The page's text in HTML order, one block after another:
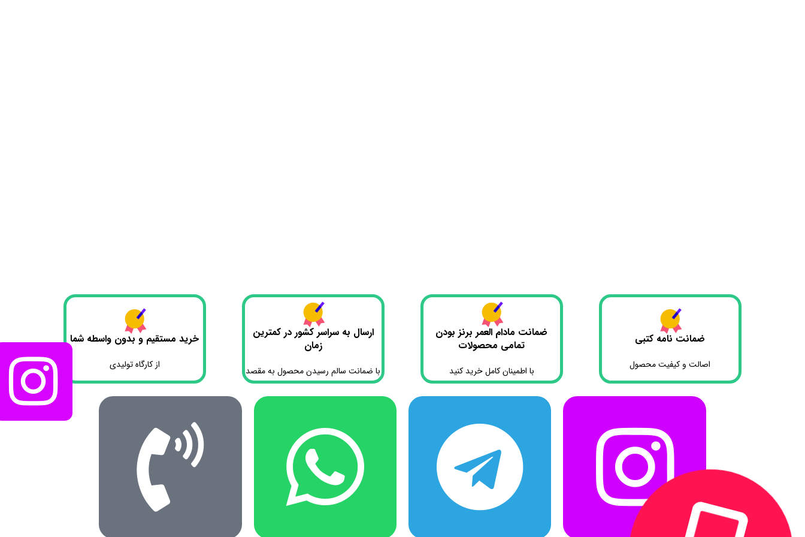
ضمانت نامه کتبی
اصالت و کیفیت محصول
ضمانت مادام العمر برنز بودن
تمامی محصولات
با اطمینان کامل خرید کنید
ارسال به سراسر کشور در کمترین
زمان
با ضمانت سالم رسیدن محصول به مقصد
خرید مستقیم و بدون واسطه شما
از کارگاه تولیدی